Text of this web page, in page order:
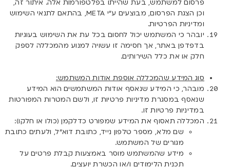
פרסום למשתמש, בעת שהייתו בפלטפורמות אלה. איתור זה,
וכן הצגת הפרסום, מבוצעים ע”י META, בהתאם לתנאי השימוש
ומדיניות הפרטיות.
יובהר כי המשתמש יכול לחסום בכל עת את השימוש בעוגיות
בדפדפן באתר, אך חסימה זו עשויה למנוע מהמכללה לספק
חלק או את כלל השירותים.
סוג המידע שהמכללה אוספת אודות המשתמש:
מובהר, כי המידע שנאסף אודות המשתמשים הוא המידע
שנאסף במסגרת מדיניות פרטיות זו, ולשם המטרות המפורטות
במדיניות פרטיות זו.
המכללה תאסוף את המידע שמפורט כדלקמן (כולו או חלקו):
שם מלא, מספר טלפון נייד, כתובת דוא”ל, ולעתים כתובת
מגורים של המשתמש.
מידע שהמשתמש מוסר באמצעות קבלת פרטים על
תכנית הלימודים ו/או הכשרת יועצים.